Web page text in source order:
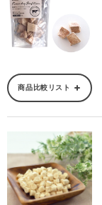
商品比較リスト